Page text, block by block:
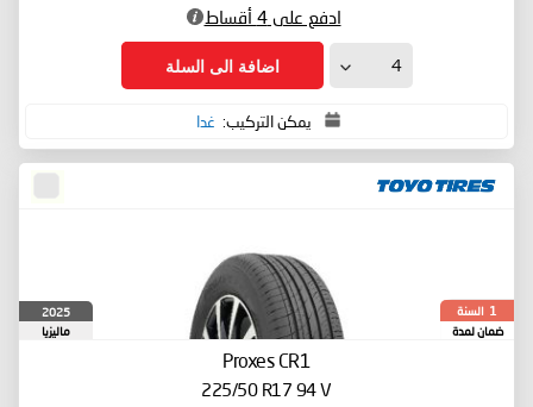
ادفع على 4 أقساط
اضافة الى السلة
يمكن التركيب: غدا
1 السنة
ضمان لمدة
2025
ماليزيا
Proxes CR1
225/50 R17 94 V